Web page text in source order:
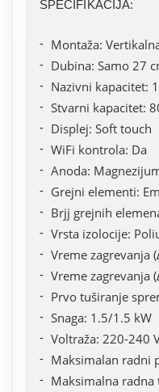
SPECIFIKACIJA:
Montaža:
Dubina: Samo 27
Nazivni kapacitet:
Stvarni kapacitet:
Displej: Soft touch
WiFi kontrola: Da
Anoda:
Grejni elementi:
Brjj grejnih
Vrsta izolocije:
Vreme zagrevanja
Vreme zagrevanja
Prvo tuširanje
Snaga: 1.5/1.5 kW
Voltraža: 220-240
Maksimalan radni
Maksimalna radna